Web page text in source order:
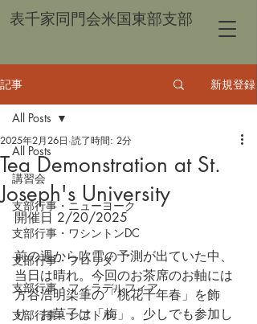
表千家同門会米国東部支部
記事 新規登録
All Posts
講習会
支部行事・ニューヨーク
支部行事・ワシントンDC
支部行事・フロリダ
支部行事・フィラデルフィア
支部行事・シアトル
All Posts
Tea Demonstration at St.
Joseph's University
2025年2月26日 読了時間: 2分
開催日 2/20/2025
前の週から吹雪の予測が出ていた中、
当日は晴れ。今回のお茶席のお軸には
方谷浩明染筆の「桃花千年春」を飾
り、お菓子は「梅」。少しでも参加し